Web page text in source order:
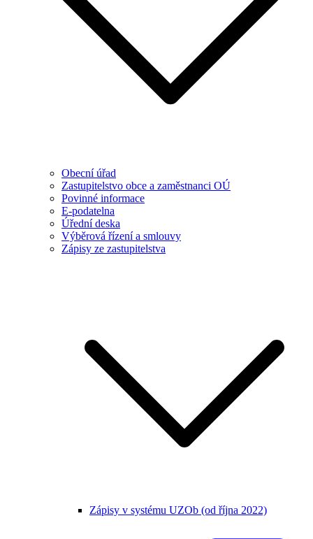
Obecní úřad
Zastupitelstvo obce a zaměstnanci OÚ
Povinné informace
E-podatelna
Úřední deska
Výběrová řízení a smlouvy
Zápisy ze zastupitelstva
Zápisy v systému UZOb (od října 2022)